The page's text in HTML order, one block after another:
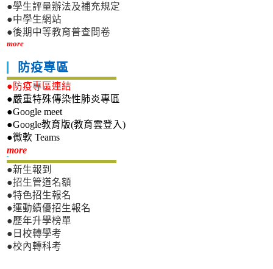
●學生評量辦法及補充規定
●中學生網站
●後期中等教育普查問卷
more
防疫專區
●防疫專區連結
●嚴重特殊傳染性肺炎專區
●Google meet
●Google教育版(教育雲登入)
●微軟 Teams
more新生專區
●新生報到
●招生管道名額
●特色招生報名
●運動績優招生報名
●歷年升學榜單
●日校轉學考
●校內轉科考